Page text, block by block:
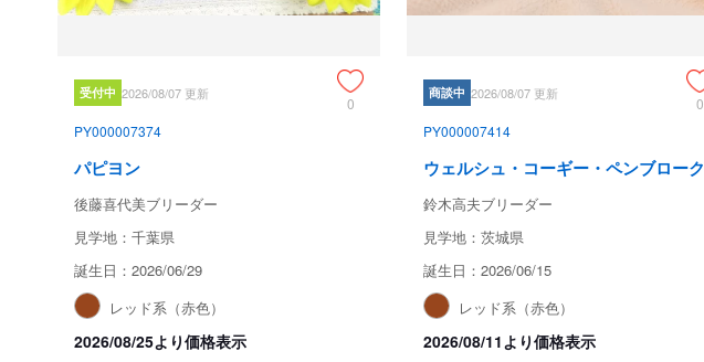
受付中 2026/08/07 更新
0
PY000007374
パピヨン
後藤喜代美ブリーダー
見学地：千葉県
誕生日：2026/06/29
レッド系（赤色）
2026/08/25より価格表示
商談中 2026/08/07 更新
0
PY000007414
ウェルシュ・コーギー・ペンブローク
鈴木高夫ブリーダー
見学地：茨城県
誕生日：2026/06/15
レッド系（赤色）
2026/08/11より価格表示